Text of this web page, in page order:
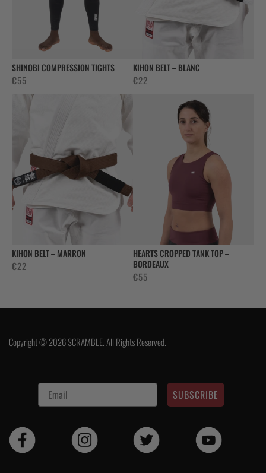
SHINOBI COMPRESSION TIGHTS
€55
KIHON BELT – BLANC
€22
KIHON BELT – MARRON
€22
HEARTS CROPPED TANK TOP –
BORDEAUX
€55
Copyright © 2026 SCRAMBLE. All Rights Reserved.
SUBSCRIBE